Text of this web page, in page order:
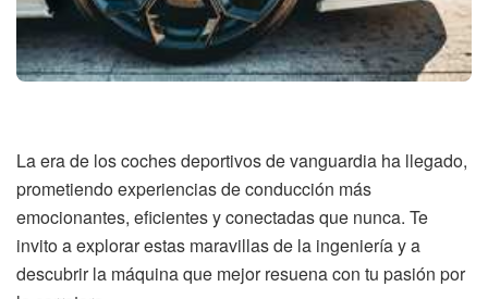
La era de los coches deportivos de vanguardia ha llegado,
prometiendo experiencias de conducción más
emocionantes, eficientes y conectadas que nunca. Te
invito a explorar estas maravillas de la ingeniería y a
descubrir la máquina que mejor resuena con tu pasión por